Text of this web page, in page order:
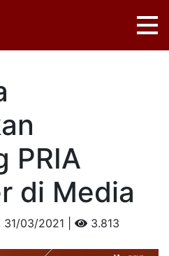
PRIA
di Media
31/03/2021 | 3.813